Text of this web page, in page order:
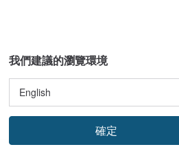
我們建議的瀏覽環境
確定